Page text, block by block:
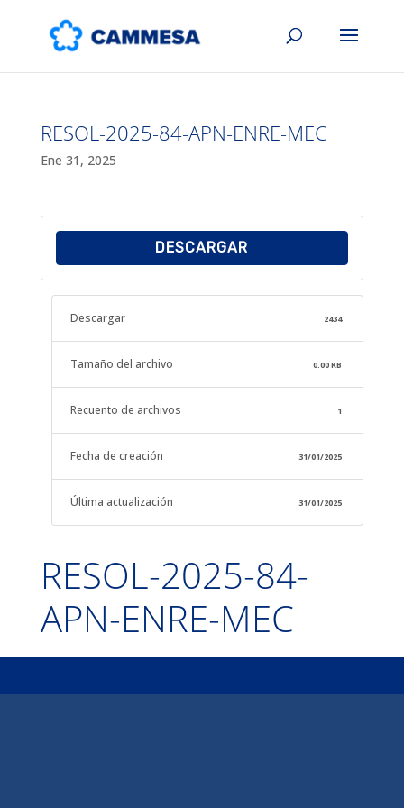
RESOL-2025-84-APN-ENRE-MEC
Ene 31, 2025
DESCARGAR
Descargar 2434
Tamaño del archivo 0.00 KB
Recuento de archivos 1
Fecha de creación 31/01/2025
Última actualización 31/01/2025
RESOL-2025-84-
APN-ENRE-MEC